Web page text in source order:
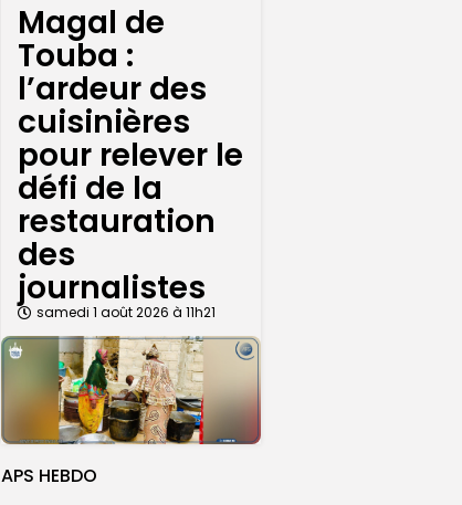
Magal de
Touba :
l’ardeur des
cuisinières
pour relever le
défi de la
restauration
des
journalistes
samedi 1 août 2026 à 11h21
APS HEBDO